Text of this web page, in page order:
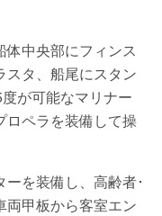
中央部にフィンス
スタ、船尾にスタン
が可能なマリナー
ロペラを装備して操
を装備し、高齢者･
両甲板から客室エン